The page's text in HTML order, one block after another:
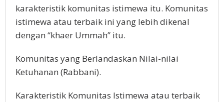
karakteristik komunitas istimewa itu. Komunitas
istimewa atau terbaik ini yang lebih dikenal
dengan “khaer Ummah” itu.
Komunitas yang Berlandaskan Nilai-nilai
Ketuhanan (Rabbani).
Karakteristik Komunitas Istimewa atau terbaik